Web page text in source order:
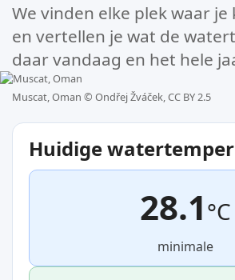
We vinden elke plek waar
en vertellen je wat de
daar vandaag en het hele
Muscat, Oman © Ondřej Žváček, CC BY 2.5
Huidige
28.1°C
minimale